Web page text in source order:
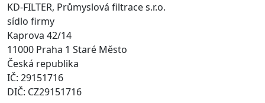
KD-FILTER, Průmyslová filtrace s.r.o.
sídlo firmy
Kaprova 42/14
11000 Praha 1 Staré Město
Česká republika
IČ: 29151716
DIČ: CZ29151716